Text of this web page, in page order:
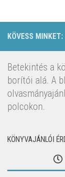
KÖVESS MINKET:
Betekintés a
borítói alá. A
polcokon.
KÖNYVAJÁNLÓI